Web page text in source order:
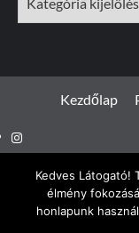
Kezdőlap
Instagram
Kedves Látogató!
élmény
honlapunk